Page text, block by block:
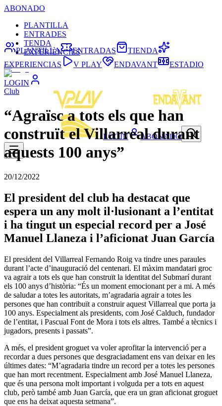
ABONADO
PLANTILLA
ENTRADES
TENDA
EXPERIÈNCIES
LOGIN
LOGIN ABONADO
PLANTILLA ENTRADAS
TIENDA
EXPERIENCIAS
V PLAY ENDAVANT ESTADIO
Club
“Agraïsc a tots els que han
construït el Villarreal durant
aquests 100 anys”
20/12/2022
El president del club ha destacat que
espera un any molt il·lusionant a l’entitat
i ha tingut un especial record per a José
Manuel Llaneza i l’aficionat Juan García
El president del Villarreal Fernando Roig va tindre unes paraules
durant l’acte d’inauguració del centenari. El màxim mandatari groc
va agrair a tots els que han construït la identitat del Submarí durant
els 100 anys d’història: “És un moment emocionant per a mi. A més
de saludar a totes les autoritats, m’agradaria agrair a totes les
persones que han contribuït a construir aquest Villarreal que porta ja
100 anys. Especialment als presidents, com José Calduch, fundador
de l’entitat, i Pascual Font de Mora i tots els altres. També a tècnics i
jugadors, presents i passats”.
A més, el president groguet va voler aprofitar la intervenció per a
recordar a dues persones que desgraciadament ens van deixar en les
últimes dates: “M’agradaria tindre un record per a totes les persones
que han mort recentment. Especialment amb José Manuel Llaneza,
que és una persona molt important i volguda per a tots en aquest
club, però també amb Juan García, que era un gran aficionat groguet
que ens ha deixat aquesta setmana”.